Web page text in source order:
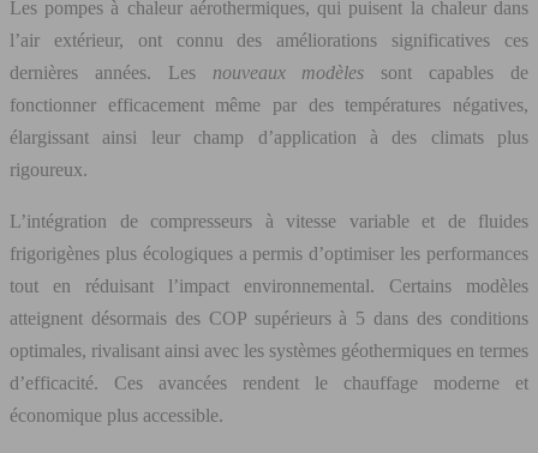
Les pompes à chaleur aérothermiques, qui puisent la chaleur dans
l’air extérieur, ont connu des améliorations significatives ces
dernières années. Les nouveaux modèles sont capables de
fonctionner efficacement même par des températures négatives,
élargissant ainsi leur champ d’application à des climats plus
rigoureux.
L’intégration de compresseurs à vitesse variable et de fluides
frigorigènes plus écologiques a permis d’optimiser les performances
tout en réduisant l’impact environnemental. Certains modèles
atteignent désormais des COP supérieurs à 5 dans des conditions
optimales, rivalisant ainsi avec les systèmes géothermiques en termes
d’efficacité. Ces avancées rendent le chauffage moderne et
économique plus accessible.